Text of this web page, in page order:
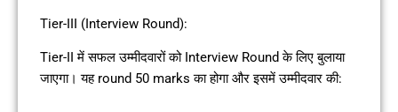
Tier-III (Interview Round):
Tier-II में सफल उम्मीदवारों को Interview Round के लिए बुलाया
जाएगा। यह round 50 marks का होगा और इसमें उम्मीदवार की: